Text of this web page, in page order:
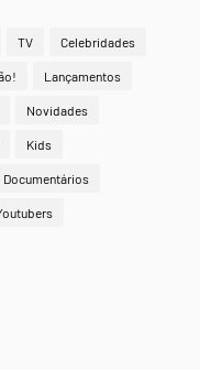
TV Celebridades
Lançamentos
Novidades
Kids
Documentários